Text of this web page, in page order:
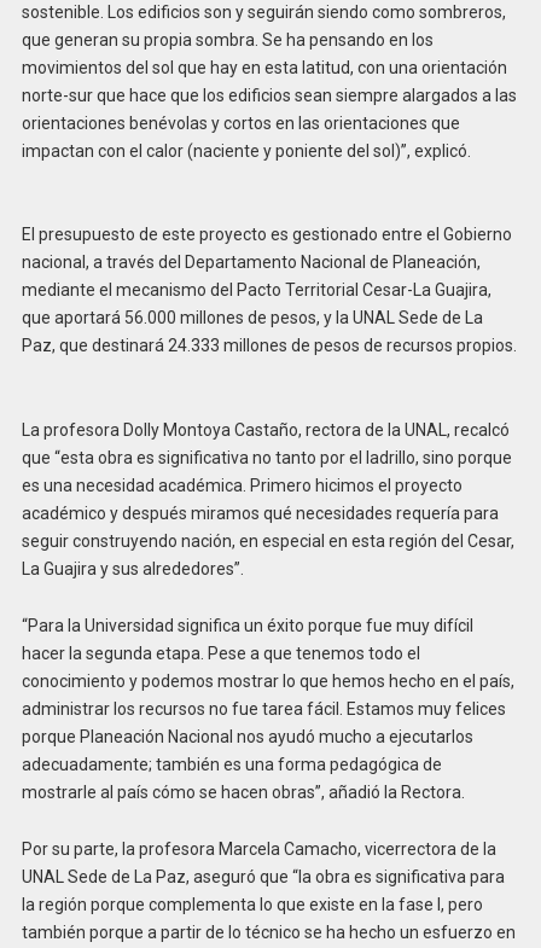
sostenible. Los edificios son y seguirán siendo como sombreros,
que generan su propia sombra. Se ha pensando en los
movimientos del sol que hay en esta latitud, con una orientación
norte-sur que hace que los edificios sean siempre alargados a las
orientaciones benévolas y cortos en las orientaciones que
impactan con el calor (naciente y poniente del sol)”, explicó.
El presupuesto de este proyecto es gestionado entre el Gobierno
nacional, a través del Departamento Nacional de Planeación,
mediante el mecanismo del Pacto Territorial Cesar-La Guajira,
que aportará 56.000 millones de pesos, y la UNAL Sede de La
Paz, que destinará 24.333 millones de pesos de recursos propios.
La profesora Dolly Montoya Castaño, rectora de la UNAL, recalcó
que “esta obra es significativa no tanto por el ladrillo, sino porque
es una necesidad académica. Primero hicimos el proyecto
académico y después miramos qué necesidades requería para
seguir construyendo nación, en especial en esta región del Cesar,
La Guajira y sus alrededores”.
“Para la Universidad significa un éxito porque fue muy difícil
hacer la segunda etapa. Pese a que tenemos todo el
conocimiento y podemos mostrar lo que hemos hecho en el país,
administrar los recursos no fue tarea fácil. Estamos muy felices
porque Planeación Nacional nos ayudó mucho a ejecutarlos
adecuadamente; también es una forma pedagógica de
mostrarle al país cómo se hacen obras”, añadió la Rectora.
Por su parte, la profesora Marcela Camacho, vicerrectora de la
UNAL Sede de La Paz, aseguró que “la obra es significativa para
la región porque complementa lo que existe en la fase I, pero
también porque a partir de lo técnico se ha hecho un esfuerzo en